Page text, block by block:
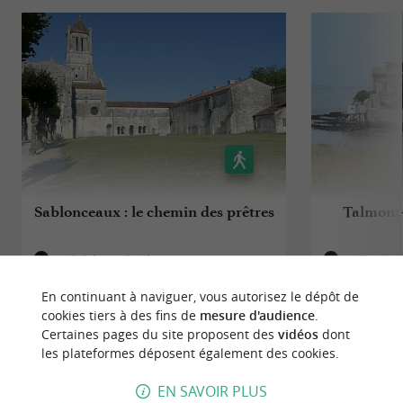
Sablonceaux : le chemin des prêtres
16,3 km - Sablonceaux 17,4
En continuant à naviguer, vous autorisez le dépôt de
cookies tiers à des fins de mesure d'audience.
Certaines pages du site proposent des vidéosdont
les plateformes déposent également des cookies.
EN SAVOIR PLUS